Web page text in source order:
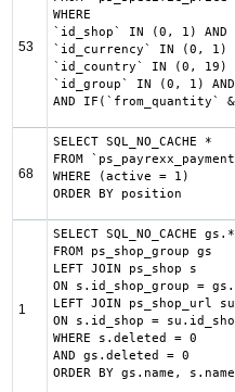
53
WHERE
`id_shop` IN (0, 1) AND
`id_currency` IN (0, 1)
`id_country` IN (0, 19)
`id_group` IN (0, 1)
AND IF(`from_quantity`
68
SELECT SQL_NO_CACHE *
FROM
WHERE (active = 1)
ORDER BY position
1
SELECT
FROM ps_shop_group gs
LEFT JOIN ps_shop s
ON s.id_shop_group =
LEFT JOIN ps_shop_url su
ON s.id_shop =
WHERE s.deleted = 0
AND gs.deleted = 0
ORDER BY gs.name, s.name